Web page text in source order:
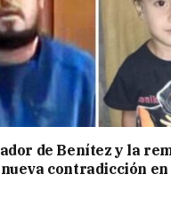
de Benítez y la
contradicción